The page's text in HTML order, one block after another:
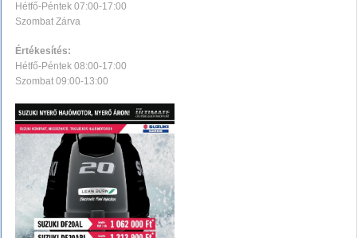
Hétfő-Péntek 07:00-17:00
Szombat Zárva
Értékesítés:
Hétfő-Péntek 08:00-17:00
Szombat 09:00-13:00